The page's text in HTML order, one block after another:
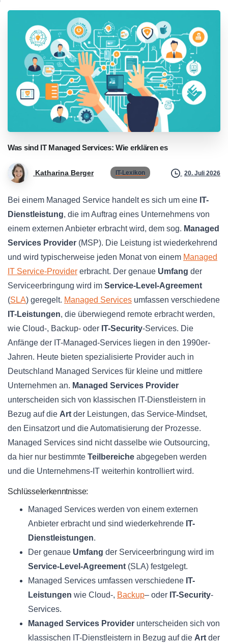
Was sind IT Managed Services: Wie erklären es
Katharina Berger IT-Lexikon 20. Juli 2026
Bei einem Managed Service handelt es sich um eine IT-
Dienstleistung, die im Auftrag eines Unternehmens von
einem externen Anbieter erbracht wird, dem sog. Managed
Services Provider (MSP). Die Leistung ist wiederkehrend
und wird typischerweise jeden Monat von einem Managed
IT Service-Provider erbracht. Der genaue Umfang der
Serviceerbringung wird im Service-Level-Agreement
(SLA) geregelt. Managed Services umfassen verschiedene
IT-Leistungen, die überwiegend remote erbracht werden,
wie Cloud-, Backup- oder IT-Security-Services. Die
Anfänge der IT-Managed-Services liegen in den 1990er-
Jahren. Heute bieten spezialisierte Provider auch in
Deutschland Managed Services für kleine und mittlere
Unternehmen an. Managed Services Provider
unterscheiden sich von klassischen IT-Dienstleistern in
Bezug auf die Art der Leistungen, das Service-Mindset,
den Einsatzort und die Automatisierung der Prozesse.
Managed Services sind nicht dasselbe wie Outsourcing,
da hier nur bestimmte Teilbereiche abgegeben werden
und die Unternehmens-IT weiterhin kontrolliert wird.
Schlüsselerkenntnisse:
Managed Services werden von einem externen
Anbieter erbracht und sind wiederkehrende IT-
Dienstleistungen.
Der genaue Umfang der Serviceerbringung wird im
Service-Level-Agreement (SLA) festgelegt.
Managed Services umfassen verschiedene IT-
Leistungen wie Cloud-, Backup– oder IT-Security-
Services.
Managed Services Provider unterscheiden sich von
klassischen IT-Dienstleistern in Bezug auf die Art der